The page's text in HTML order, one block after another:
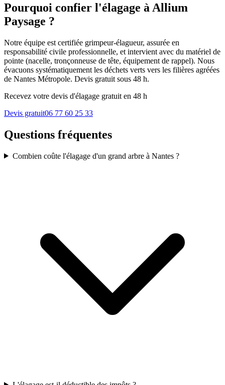
Pourquoi confier l'élagage à Allium
Paysage ?
Notre équipe est certifiée grimpeur-élagueur, assurée en
responsabilité civile professionnelle, et intervient avec du matériel de
pointe (nacelle, tronçonneuse de tête, équipement de rappel). Nous
évacuons systématiquement les déchets verts vers les filières agréées
de Nantes Métropole. Devis gratuit sous 48 h.
Recevez votre devis d'élagage gratuit en 48 h
Devis gratuit06 77 60 25 33
Questions fréquentes
Combien coûte l'élagage d'un grand arbre à Nantes ?